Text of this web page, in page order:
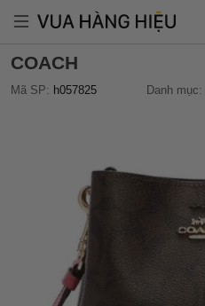
COACH
Mã SP: h057825 Danh mục: